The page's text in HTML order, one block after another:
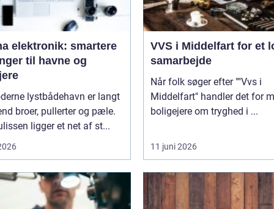
elektronik: smartere
til havne og
lystbådehavn er langt
broer, pullerter og pæle.
ligger et net af st...
VVS i Middelfart for et
samarbejde
Når folk søger efter ""Vvs i
Middelfart" handler det for
boligejere om tryghed i ...
11 juni 2026